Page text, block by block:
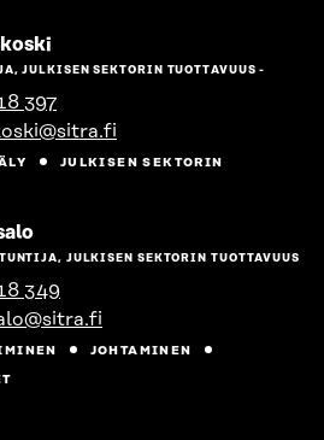
henkilön
JULKISEN SEKTORIN TUOTTAVUUS -
397
JULKISEN SEKTORIN
Siirry
henkilön
sivulle
JULKISEN SEKTORIN TUOTTAVUUS
349
JOHTAMINEN